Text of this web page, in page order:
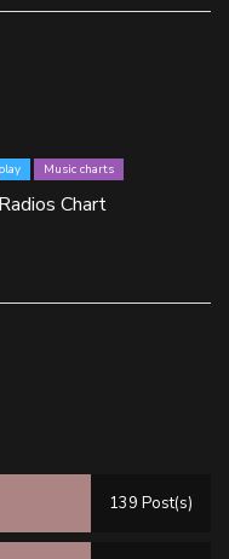
Music charts
Chart
139 Post(s)